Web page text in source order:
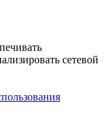
сетевой